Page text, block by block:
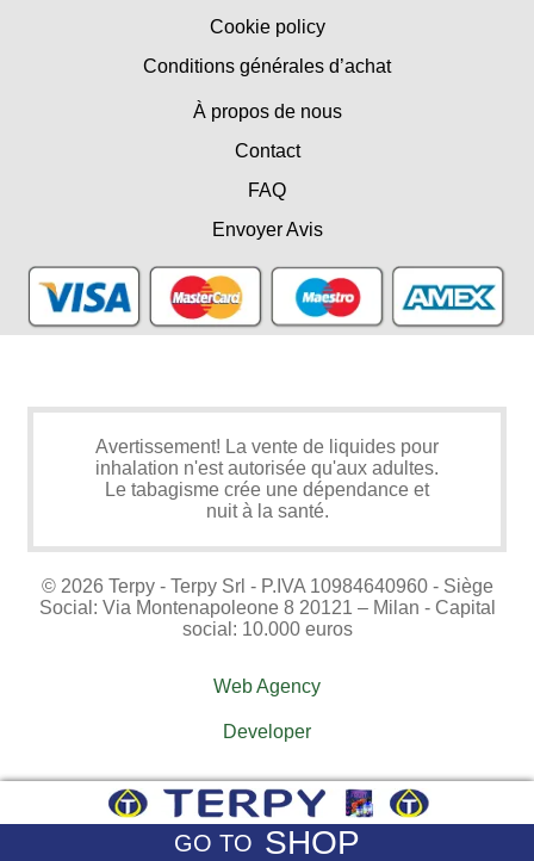
Cookie policy
Conditions générales d’achat
À propos de nous
Contact
FAQ
Envoyer Avis
GO TO SHOP
Avertissement! La vente de liquides pour
inhalation n'est autorisée qu'aux adultes.
Le tabagisme crée une dépendance et
nuit à la santé.
© 2026 Terpy - Terpy Srl - P.IVA 10984640960 - Siège
Social: Via Montenapoleone 8 20121 – Milan - Capital
social: 10.000 euros
Web Agency
Developer